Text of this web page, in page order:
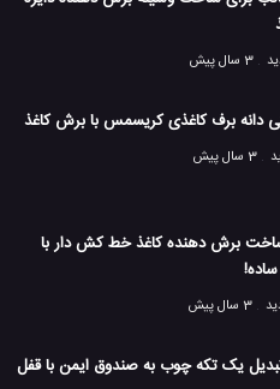
3 سال پیش
دانه برف کاغذی کریسمس با برش کاغذ
3 سال پیش
برش دهنده کاغذ خط کش دار با
3 سال پیش
یک تکه چوب به صندوق ایمن با قفل